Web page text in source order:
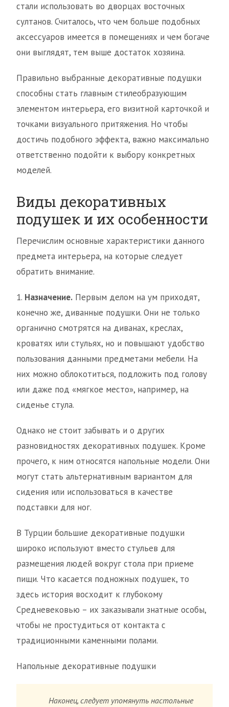
стали использовать во дворцах восточных
султанов. Считалось, что чем больше подобных
аксессуаров имеется в помещениях и чем богаче
они выглядят, тем выше достаток хозяина.
Правильно выбранные декоративные подушки
способны стать главным стилеобразующим
элементом интерьера, его визитной карточкой и
точками визуального притяжения. Но чтобы
достичь подобного эффекта, важно максимально
ответственно подойти к выбору конкретных
моделей.
Виды декоративных
подушек и их особенности
Перечислим основные характеристики данного
предмета интерьера, на которые следует
обратить внимание.
1. Назначение. Первым делом на ум приходят,
конечно же, диванные подушки. Они не только
органично смотрятся на диванах, креслах,
кроватях или стульях, но и повышают удобство
пользования данными предметами мебели. На
них можно облокотиться, подложить под голову
или даже под «мягкое место», например, на
сиденье стула.
Однако не стоит забывать и о других
разновидностях декоративных подушек. Кроме
прочего, к ним относятся напольные модели. Они
могут стать альтернативным вариантом для
сидения или использоваться в качестве
подставки для ног.
В Турции большие декоративные подушки
широко используют вместо стульев для
размещения людей вокруг стола при приеме
пищи. Что касается подножных подушек, то
здесь история восходит к глубокому
Средневековью – их заказывали знатные особы,
чтобы не простудиться от контакта с
традиционными каменными полами.
Напольные декоративные подушки
Наконец, следует упомянуть настольные